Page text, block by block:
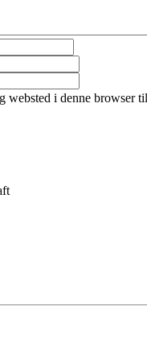
websted i denne browser